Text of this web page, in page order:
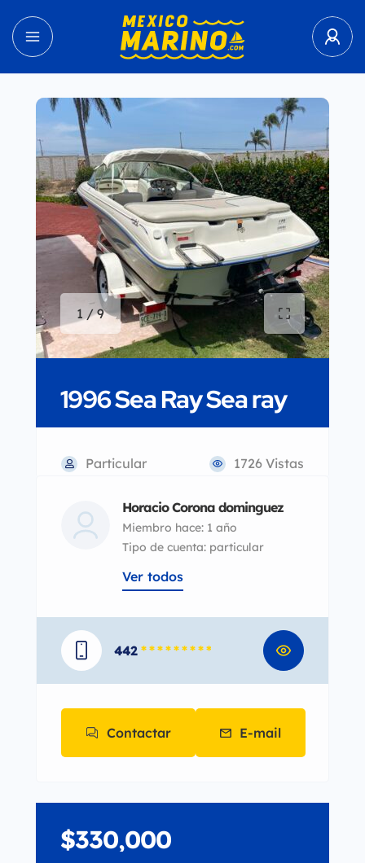
1 / 9
1996 Sea Ray Sea ray
Particular 1726 Vistas
Horacio Corona dominguez
Miembro hace: 1 año
tipo de cuenta: particular
Ver todos
442 * * * * * * * * *
Contactar E-mail
$330,000